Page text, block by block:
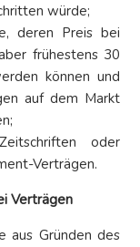
würde;
deren Preis bei
frühestens 30
können und
auf dem Markt
oder
Verträgen.
Verträgen
aus Gründen des